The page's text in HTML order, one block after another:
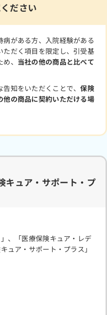
ださい
がある方、入院経験がある
だく項目を限定し、引受基
、 当社の他の商品と比べて
告知をいただくことで、保険
の商品に契約いただける場
キュア・サポート・プ
、「医療保険キュア・レデ
ュア・サポート・プラス」